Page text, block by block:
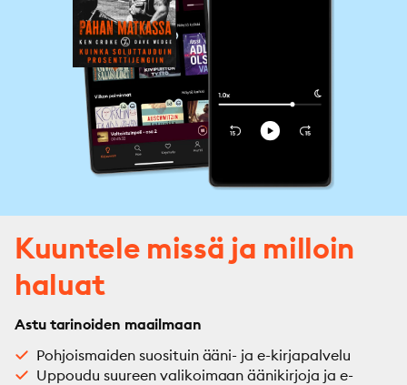
Kuuntele missä ja milloin
haluat
Astu tarinoiden maailmaan
Pohjoismaiden suosituin ääni- ja e-kirjapalvelu
Uppoudu suureen valikoimaan äänikirjoja ja e-